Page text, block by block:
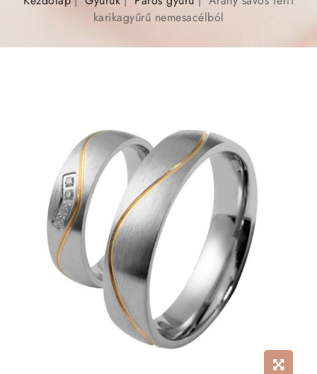
karikagyűrű nemesacélból